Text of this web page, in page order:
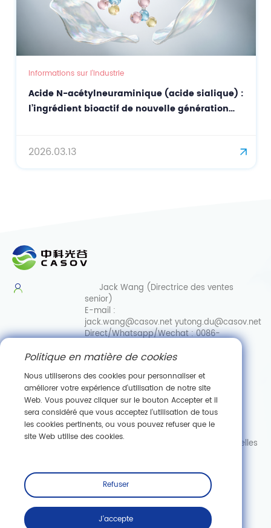
Informations sur l'industrie
Acide N-acétylneuraminique (acide sialique) :
l’ingrédient bioactif de nouvelle génération
2026.03.13
Jack Wang (Directrice des ventes
senior)
E-mail :
jack.wang@casov.netyutong.du@casov.net
Direct/Whatsapp/Wechat :0086-
info@casovbio.net
Direct/Whatsapp/Wechat :0086-
15307143249
Pôle d'innovation en biologie synthétique de Wuhan
e Gaokeyuan 3, zone de développement de nouvelles
S'abonner
Politique en matière de cookies
Nous utiliserons des cookies pour personnaliser et
améliorer votre expérience d'utilisation de notre site
Web. Vous pouvez cliquer sur le bouton Accepter et il
sera considéré que vous acceptez l'utilisation de tous
les cookies pertinents, ou vous pouvez refuser que le
site Web utilise des cookies.
Refuser
J'accepte